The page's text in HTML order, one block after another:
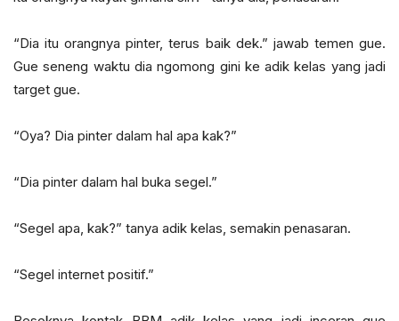
“Dia itu orangnya pinter, terus baik dek.” jawab temen gue.
Gue seneng waktu dia ngomong gini ke adik kelas yang jadi
target gue.
“Oya? Dia pinter dalam hal apa kak?”
“Dia pinter dalam hal buka segel.”
“Segel apa, kak?” tanya adik kelas, semakin penasaran.
“Segel internet positif.”